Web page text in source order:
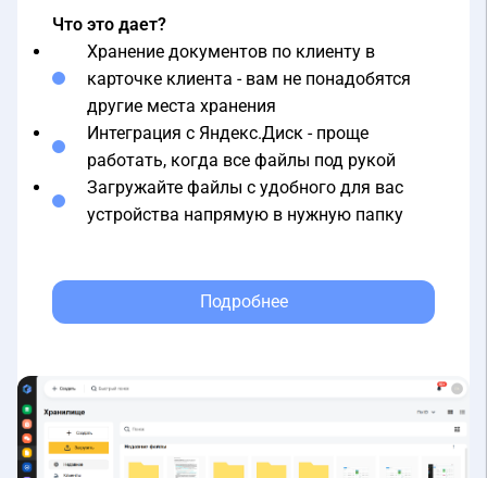
Хранение документов по клиенту в
карточке клиента - вам не понадобятся
другие места хранения
Интеграция с Яндекс.Диск - проще
работать, когда все файлы под рукой
Загружайте файлы с удобного для вас
устройства напрямую в нужную папку